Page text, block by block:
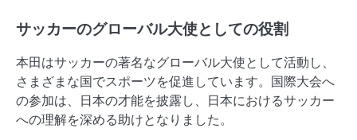
サッカーのグローバル大使としての役割
本田はサッカーの著名なグローバル大使として活動し、
さまざまな国でスポーツを促進しています。国際大会へ
の参加は、日本の才能を披露し、日本におけるサッカー
への理解を深める助けとなりました。